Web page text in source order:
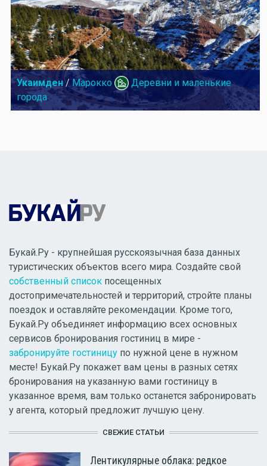
Укаимден/ Марокко
Деревни и маленькие
города
Букай.Ру - крупнейшая русскоязычная база данных
туристических объектов всего мира. Создайте свой
собственный список посещенных
достопримечательностей и территорий, стройте планы
поездок и оставляйте рекомендации. Кроме того,
Букай.Ру объединяет информацию всех основных
сервисов бронирования гостиниц в мире -
забронируйте гостиницу по нужной цене в нужном
месте! Букай.Ру покажет вам цены в разных сетях
бронирования на указанную вами гостиницу в
указанное время, вам только останется забронировать
у агента, который предложит лучшую цену.
СВЕЖИЕ СТАТЬИ
Лентикулярные облака: редкое